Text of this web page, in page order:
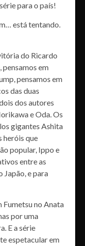
para o país!
está tentando.
do Ricardo
pensamos em
pensamos em
das duas
dos autores
e Oda. Os
gigantes Ashita
heróis que
popular, Ippo e
entre as
Japão, e para
Fumetsu no Anata
por uma
E a série
espetacular em